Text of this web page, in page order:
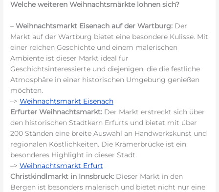
Welche weiteren Weihnachtsmärkte lohnen sich?
–Weihnachtsmarkt Eisenach auf der Wartburg: Der
Markt auf der Wartburg bietet eine besondere Kulisse. Mit
einer reichen Geschichte und einem malerischen
Ambiente ist dieser Markt ideal für
Geschichtsinteressierte und diejenigen, die die festliche
Atmosphäre in einer historischen Umgebung genießen
möchten.
–>Weihnachtsmarkt Eisenach
Erfurter Weihnachtsmarkt: Der Markt erstreckt sich über
den historischen Stadtkern Erfurts und bietet mit über
200 Ständen eine breite Auswahl an Handwerkskunst und
regionalen Köstlichkeiten. Die Krämerbrücke ist ein
besonderes Highlight in dieser Stadt.
–>Weihnachtsmarkt Erfurt
Christkindlmarkt in Innsbruck: Dieser Markt in den
Bergen ist besonders malerisch und bietet nicht nur eine